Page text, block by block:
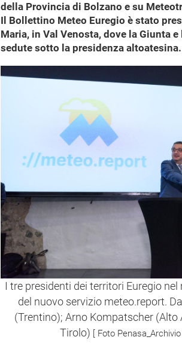
della Provincia di Bolzano e su
Il Bollettino Meteo Euregio è stato
Maria, in Val Venosta, dove la Giunta
sedute sotto la presidenza altoatesina.
I tre presidenti dei territori Euregio
del nuovo servizio meteo.report.
(Trentino); Arno Kompatscher
Tirolo) [ Foto